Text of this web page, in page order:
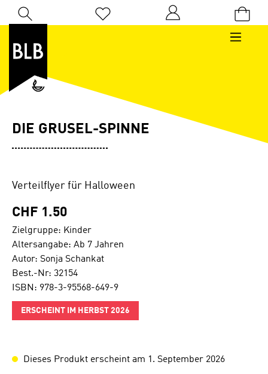
Zum Hauptinhalt springen
Du hast 0 Produkte auf dem Merkzettel
DIE GRUSEL-SPINNE
Verteilflyer für Halloween
CHF 1.50
Zielgruppe: Kinder
Altersangabe: Ab 7 Jahren
Autor: Sonja Schankat
Best.-Nr: 32154
ISBN: 978-3-95568-649-9
ERSCHEINT IM HERBST 2026
Dieses Produkt erscheint am 1. September 2026